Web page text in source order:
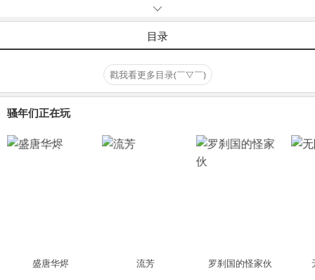
目录
戳我看更多目录(￣▽￣)
骚年们正在玩
盛唐华烬 流芳 罗刹国的怪家伙